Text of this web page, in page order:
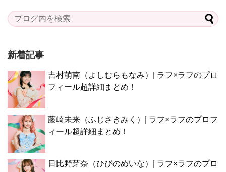
新着記事
吉村萌南（よしむらもなみ）| ラフ×ラフのプロ
フィール超詳細まとめ！
藤崎未来（ふじさきみく）| ラフ×ラフのプロフ
ィール超詳細まとめ！
日比野芽奈（ひびのめいな）| ラフ×ラフのプロ